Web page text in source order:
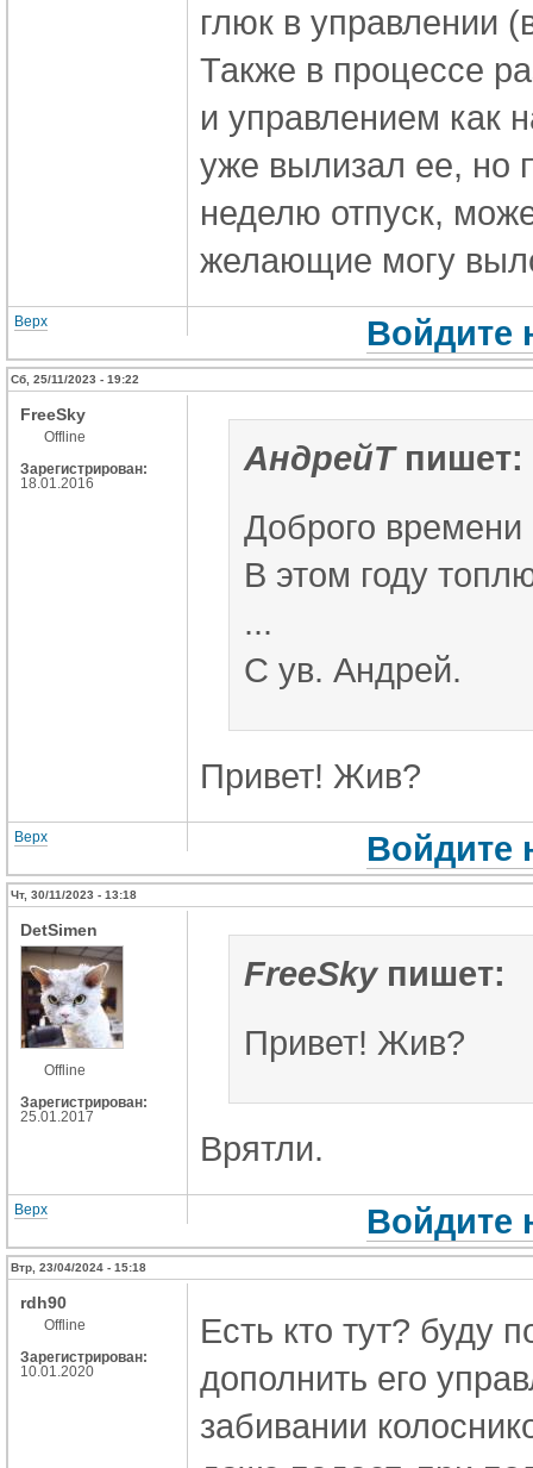
глюк в управлении
Также в процессе
и управлением как
уже вылизал ее, но
неделю отпуск,
желающие могу
Верх Войдите
Сб, 25/11/2023 - 19:22
FreeSky
Offline
Зарегистрирован:
18.01.2016
АндрейTпишет:
Доброго времени
В этом году
...
С ув. Андрей.
Привет! Жив?
Верх Войдите
Чт, 30/11/2023 - 13:18
DetSimen
Offline
Зарегистрирован:
25.01.2017
FreeSkyпишет:
Привет! Жив?
Врятли.
Верх Войдите
Втр, 23/04/2024 - 15:18
rdh90
Offline
Зарегистрирован:
10.01.2020
Есть кто тут? буду
дополнить его
забивании